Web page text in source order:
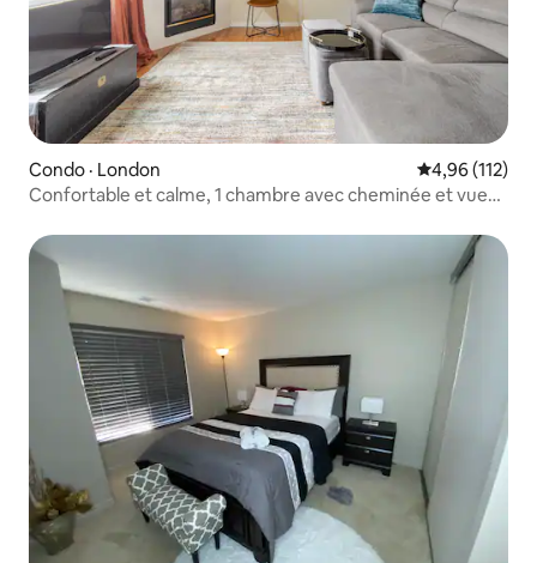
Condo · London Note
4,96 (112)
Confortable et calme, 1 chambre avec cheminée et vue